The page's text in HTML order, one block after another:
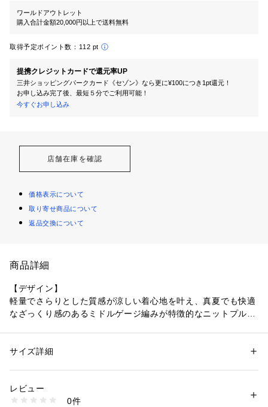
ワールドアウトレット
購入合計金額20,000円以上で送料無料
取得予定ポイント数： 112 pt
提携クレジットカードで還元率UP
三井ショッピングパークカード《セゾン》なら更に¥100につき1pt還元！
お申し込み完了後、最短５分でご利用可能！
今すぐお申し込み
店舗在庫を確認
価格表示について
取り寄せ商品について
返品交換について
商品詳細
【デザイン】
軽量でさらりとした質感が涼しい着心地を叶え、真夏でも快適
なざっくり感のあるミドルゲージ編みが特徴的なニットプルオ
あるシルエットでリラックス感を演出します。
性別：レディース
素材：ポリエステル60％ 分類外繊維（紙）40％
商品番号：
153-15573 （ショップ）
サイズ詳細
レビュー
0件